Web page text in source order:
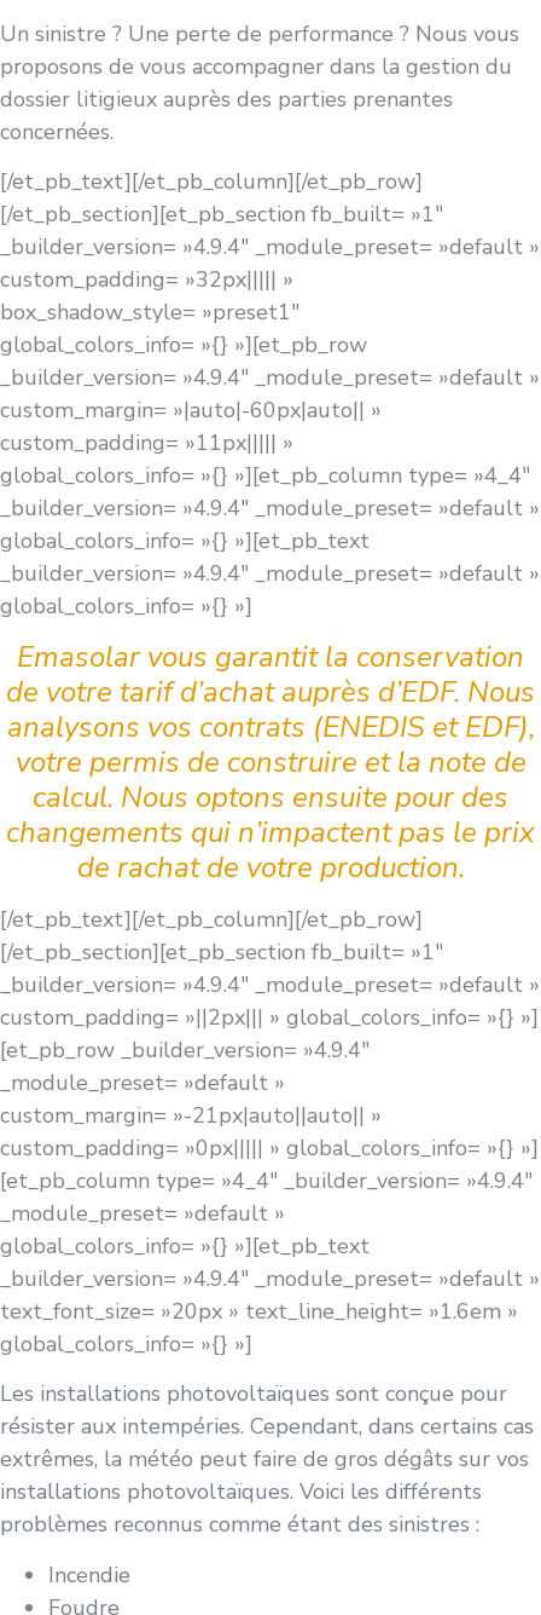
Un sinistre ? Une perte de performance ? Nous vous
proposons de vous accompagner dans la gestion du
dossier litigieux auprès des parties prenantes
concernées.
[/et_pb_text][/et_pb_column][/et_pb_row]
[/et_pb_section][et_pb_section fb_built= »1″
_builder_version= »4.9.4″ _module_preset= »default »
custom_padding= »32px||||| »
box_shadow_style= »preset1″
global_colors_info= »{} »][et_pb_row
_builder_version= »4.9.4″ _module_preset= »default »
custom_margin= »|auto|-60px|auto|| »
custom_padding= »11px||||| »
global_colors_info= »{} »][et_pb_column type= »4_4″
_builder_version= »4.9.4″ _module_preset= »default »
global_colors_info= »{} »][et_pb_text
_builder_version= »4.9.4″ _module_preset= »default »
global_colors_info= »{} »]
Emasolar vous garantit la conservation
de votre tarif d’achat auprès d’EDF. Nous
analysons vos contrats (ENEDIS et EDF),
votre permis de construire et la note de
calcul. Nous optons ensuite pour des
changements qui n’impactent pas le prix
de rachat de votre production.
[/et_pb_text][/et_pb_column][/et_pb_row]
[/et_pb_section][et_pb_section fb_built= »1″
_builder_version= »4.9.4″ _module_preset= »default »
custom_padding= »||2px||| » global_colors_info= »{} »]
[et_pb_row _builder_version= »4.9.4″
_module_preset= »default »
custom_margin= »-21px|auto||auto|| »
custom_padding= »0px||||| » global_colors_info= »{} »]
[et_pb_column type= »4_4″ _builder_version= »4.9.4″
_module_preset= »default »
global_colors_info= »{} »][et_pb_text
_builder_version= »4.9.4″ _module_preset= »default »
text_font_size= »20px » text_line_height= »1.6em »
global_colors_info= »{} »]
Les installations photovoltaïques sont conçue pour
résister aux intempéries. Cependant, dans certains cas
extrêmes, la météo peut faire de gros dégâts sur vos
installations photovoltaïques. Voici les différents
problèmes reconnus comme étant des sinistres :
Incendie
Foudre